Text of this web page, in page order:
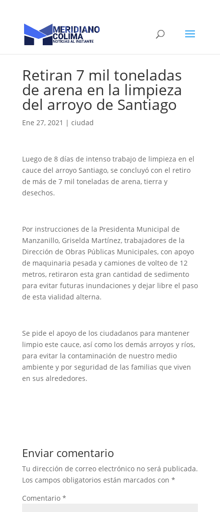
Retiran 7 mil toneladas
de arena en la limpieza
del arroyo de Santiago
Ene 27, 2021 | ciudad
Luego de 8 días de intenso trabajo de limpieza en el
cauce del arroyo Santiago, se concluyó con el retiro
de más de 7 mil toneladas de arena, tierra y
desechos.
Por instrucciones de la Presidenta Municipal de
Manzanillo, Griselda Martínez, trabajadores de la
Dirección de Obras Públicas Municipales, con apoyo
de maquinaria pesada y camiones de volteo de 12
metros, retiraron esta gran cantidad de sedimento
para evitar futuras inundaciones y dejar libre el paso
de esta vialidad alterna.
Se pide el apoyo de los ciudadanos para mantener
limpio este cauce, así como los demás arroyos y ríos,
para evitar la contaminación de nuestro medio
ambiente y por seguridad de las familias que viven
en sus alrededores.
Enviar comentario
Tu dirección de correo electrónico no será publicada.
Los campos obligatorios están marcados con *
Comentario *